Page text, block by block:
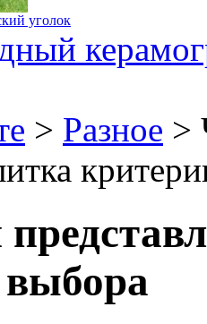
уголок
> Разное >